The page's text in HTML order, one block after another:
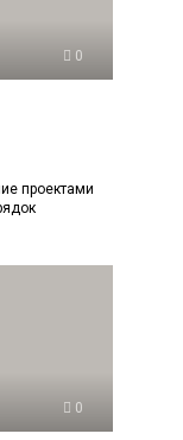
0
проектами
0